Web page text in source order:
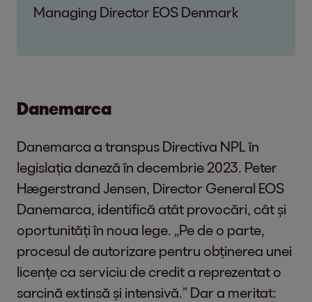
Managing Director EOS Denmark
Danemarca
Danemarca a transpus Directiva NPL în
legislația daneză în decembrie 2023. Peter
Hægerstrand Jensen, Director General EOS
Danemarca, identifică atât provocări, cât și
oportunități în noua lege. „Pe de o parte,
procesul de autorizare pentru obținerea unei
licențe ca serviciu de credit a reprezentat o
sarcină extinsă și intensivă.” Dar a meritat: